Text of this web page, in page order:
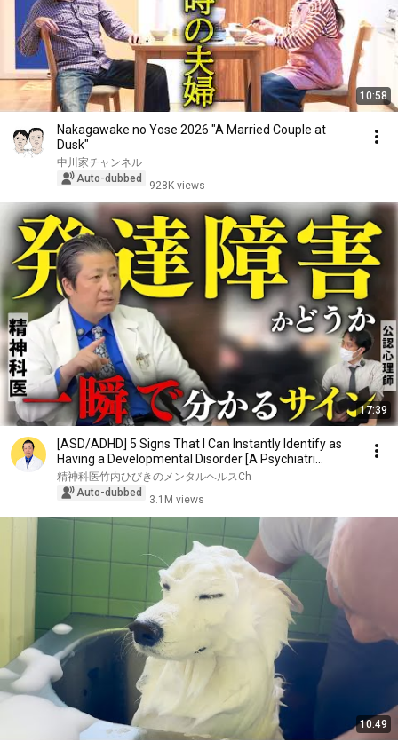
10:58
Nakagawake no Yose 2026 "A Married Couple at
Dusk"
中川家チャンネル
Auto-dubbed
928K views
17:39
[ASD/ADHD] 5 Signs That I Can Instantly Identify as
Having a Developmental Disorder [A Psychiatri...
精神科医竹内ひびきのメンタルヘルスCh
Auto-dubbed
3.1M views
10:49